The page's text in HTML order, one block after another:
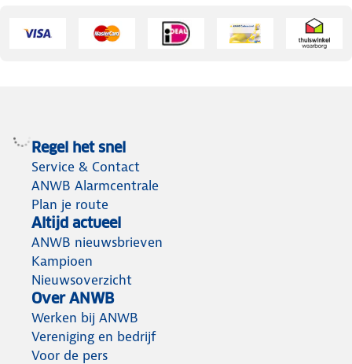
Regel het snel
Service & Contact
ANWB Alarmcentrale
Plan je route
Altijd actueel
ANWB nieuwsbrieven
Kampioen
Nieuwsoverzicht
Over ANWB
Werken bij ANWB
Vereniging en bedrijf
Voor de pers